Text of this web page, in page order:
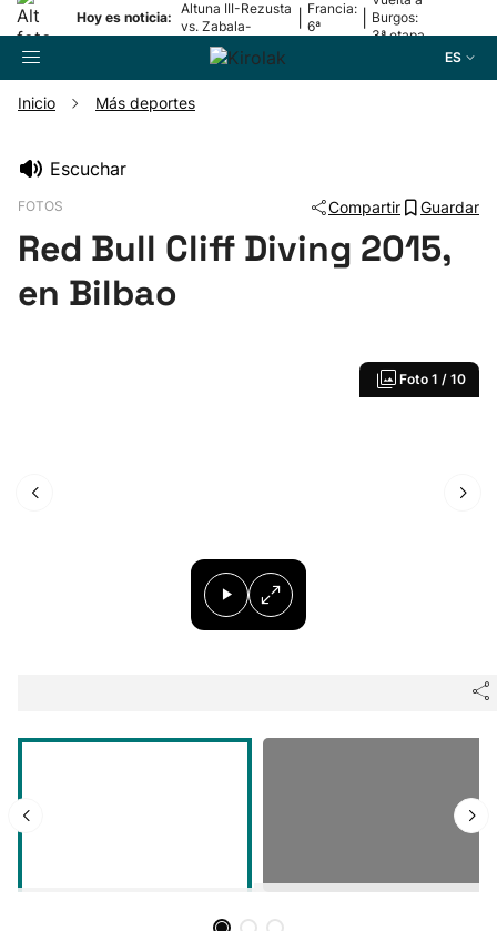
Hoy es noticia:
Altuna III-Rezusta
vs. Zabala-
Zabaleta
Francia:
6ª
Burgos:
3ª etapa
ES
Pelota
Más deportes
"Helmuga"
Inicio Más deportes
Escuchar
FOTOS Compartir Guardar
Red Bull Cliff Diving 2015,
en Bilbao
Foto 1 / 10